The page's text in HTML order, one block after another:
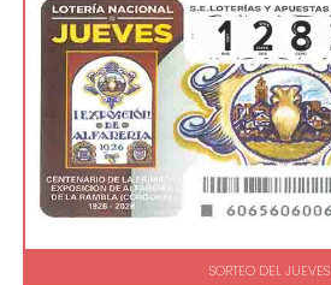
SORTEO DEL JUEVES